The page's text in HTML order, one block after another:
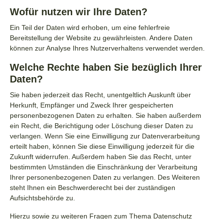
Wofür nutzen wir Ihre Daten?
Ein Teil der Daten wird erhoben, um eine fehlerfreie
Bereitstellung der Website zu gewährleisten. Andere Daten
können zur Analyse Ihres Nutzerverhaltens verwendet werden.
Welche Rechte haben Sie bezüglich Ihrer
Daten?
Sie haben jederzeit das Recht, unentgeltlich Auskunft über
Herkunft, Empfänger und Zweck Ihrer gespeicherten
personenbezogenen Daten zu erhalten. Sie haben außerdem
ein Recht, die Berichtigung oder Löschung dieser Daten zu
verlangen. Wenn Sie eine Einwilligung zur Datenverarbeitung
erteilt haben, können Sie diese Einwilligung jederzeit für die
Zukunft widerrufen. Außerdem haben Sie das Recht, unter
bestimmten Umständen die Einschränkung der Verarbeitung
Ihrer personenbezogenen Daten zu verlangen. Des Weiteren
steht Ihnen ein Beschwerderecht bei der zuständigen
Aufsichtsbehörde zu.
Hierzu sowie zu weiteren Fragen zum Thema Datenschutz